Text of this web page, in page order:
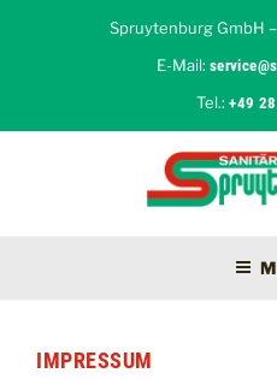
Spruytenburg GmbH
E-Mail:
Tel.:+49
SPRUYTENBURG
IMPRESSUM